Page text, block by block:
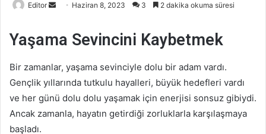
Editor
e
t
Haziran 8, 2023 3 2 dakika okuma süresi
Yaşama Sevincini Kaybetmek
Bir zamanlar, yaşama sevinciyle dolu bir adam vardı.
Gençlik yıllarında tutkulu hayalleri, büyük hedefleri vardı
ve her günü dolu dolu yaşamak için enerjisi sonsuz gibiydi.
Ancak zamanla, hayatın getirdiği zorluklarla karşılaşmaya
başladı.